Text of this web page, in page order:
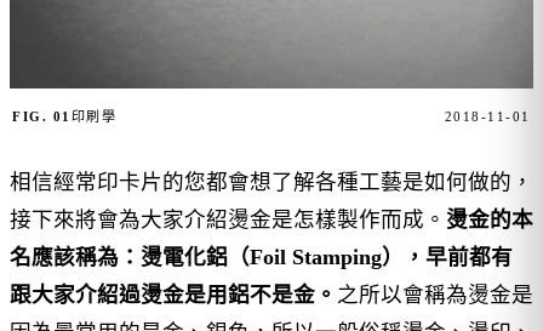
FIG. 01 印刷學 2018-11-01
相信經常印卡片的您都會想了解各種工藝是如何做的，
接下來將會為大家介紹燙金是怎樣製作而成。 燙金的本
名應該稱為：燙電化鋁（Foil Stamping），早前都有
跟大家介紹過燙金是用鋁不是金。 之所以會稱為燙金是